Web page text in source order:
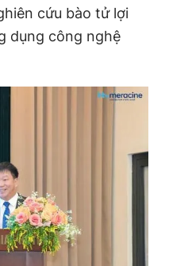
cứu bào tử lợi
dụng công nghệ